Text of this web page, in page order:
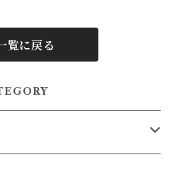
覧に戻る